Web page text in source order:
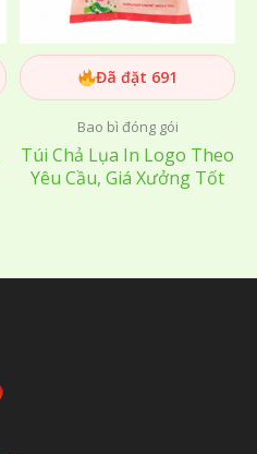
Đã đặt 691
Bao bì đóng gói
Túi Chả Lụa In Logo Theo
Yêu Cầu, Giá Xưởng Tốt